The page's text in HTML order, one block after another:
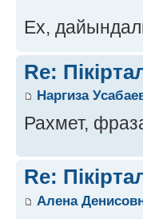
Ех,
Re:
Наргиза
Рахмет,
Re:
Алена